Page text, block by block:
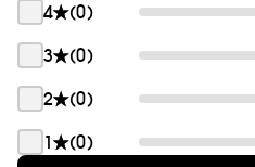
4
(0)
3
(0)
2
(0)
1
(0)